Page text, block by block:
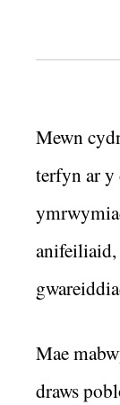
Mewn
terfyn ar y
anifeiliaid,
Mae
draws